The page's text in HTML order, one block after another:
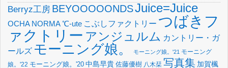
Berryz工房 BEYOOOOONDSJuice=Juice
OCHA NORMA℃-ute こぶしファクトリー つばきフ
ァクトリー アンジュルム カントリー・ガ
ールズ モーニング娘。 モーニング娘。'21 モーニング
娘。'22 モーニング娘。'20 中島早貴 佐藤優樹 八木栞 写真集 加賀楓